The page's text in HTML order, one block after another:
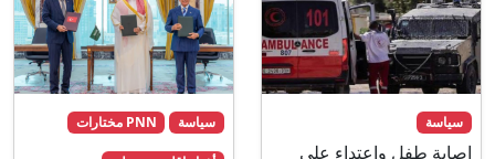
سياسة
إصابة طفل واعتداء على
سياسة PNN مختارات